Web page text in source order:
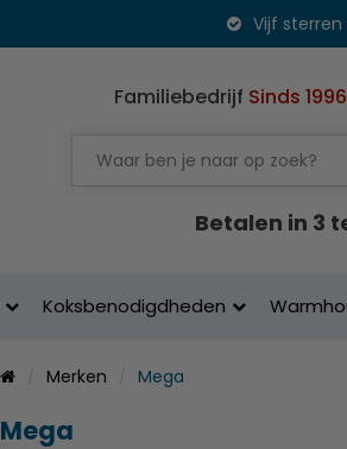
Vijf
Familiebedrijf Sinds 1996
Betalen in 3
Koksbenodigdheden
Merken Mega
Mega